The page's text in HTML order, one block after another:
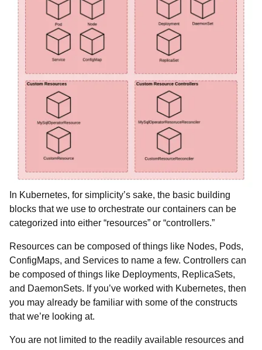
In Kubernetes, for simplicity’s sake, the basic building
blocks that we use to orchestrate our containers can be
categorized into either “resources” or “controllers.”
Resources can be composed of things like Nodes, Pods,
ConfigMaps, and Services to name a few. Controllers can
be composed of things like Deployments, ReplicaSets,
and DaemonSets. If you’ve worked with Kubernetes, then
you may already be familiar with some of the constructs
that we’re looking at.
You are not limited to the readily available resources and